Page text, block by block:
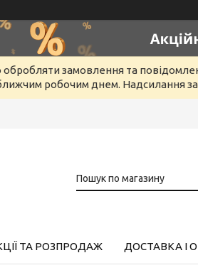
замовлення та
робочим днем. Надсилання
ТА РОЗПРОДАЖ ДОСТАВКА І